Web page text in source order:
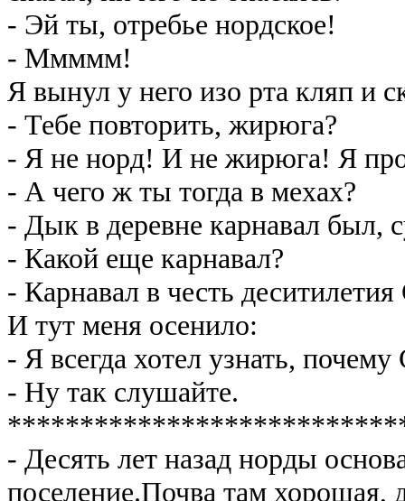
- Эй ты, отребье нордское!
- Ммммм!
Я вынул у него изо рта кляп и
- Тебе повторить, жирюга?
- Я не норд! И не жирюга! Я
- А чего ж ты тогда в мехах?
- Дык в деревне карнавал был,
- Какой еще карнавал?
- Карнавал в честь
И тут меня осенило:
- Я всегда хотел узнать, почему
- Ну так слушайте.
- Десять лет назад норды
поселение.Почва там хорошая,